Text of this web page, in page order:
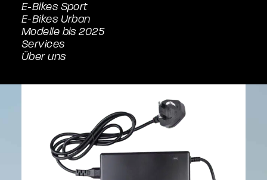
E-Bikes Sport
E-Bikes Urban
Modelle bis 2025
Services
Über uns